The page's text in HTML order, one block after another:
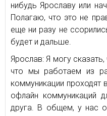
нибудь Ярославу или
Полагаю, что это не
еще ни разу не
будет и дальше.
Ярослав: Я могу
что мы работаем из
коммуникации проходят
офлайн коммуникаций
друга. В общем, у нас